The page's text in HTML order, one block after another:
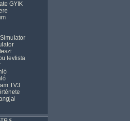
GYIK
levlista
TV3